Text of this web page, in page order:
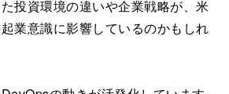
投資環境の違いや企業戦略が、米
業意識に影響しているのかもしれ